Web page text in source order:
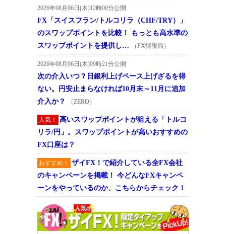
2026年08月06日(木)12時00分公開
FX「スイスフラン/トルコリラ（CHF/TRY）」
のスワップポイントを比較！ もっとも高水準の
スワップポイントを提供し…
（FX情報局）
2026年08月06日(木)09時21分公開
次の介入いつ？日銀利上げペース上げざるを得
ない。円安止まらなければ10月末～11月に追加
介入か？
（ZERO）
人気！
高いスワップポイントが狙える「トルコ
リラ/円」。スワップポイントが高いおすすめの
FX口座は？
おすすめ！
ザイFX！で紹介している全FX会社
のキャンペーンを掲載！ 今どんなFXキャンペ
ーンをやっているのか、こちらからチェック！